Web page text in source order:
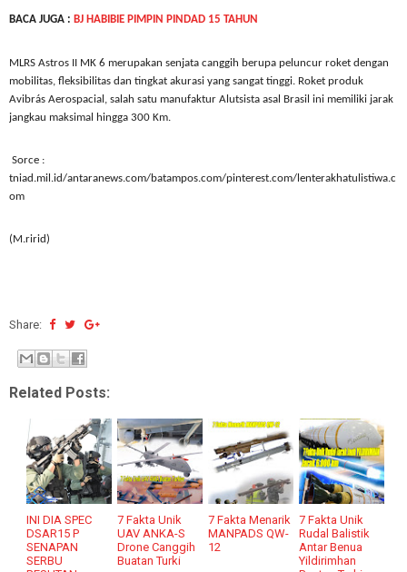
BACA JUGA : BJ HABIBIE PIMPIN PINDAD 15 TAHUN
MLRS Astros II MK 6 merupakan senjata canggih berupa peluncur roket dengan
mobilitas, fleksibilitas dan tingkat akurasi yang sangat tinggi. Roket produk
Avibrás Aerospacial, salah satu manufaktur Alutsista asal Brasil ini memiliki jarak
jangkau maksimal hingga 300 Km.
Sorce :
tniad.mil.id/antaranews.com/batampos.com/pinterest.com/lenterakhatulistiwa.c
om
(M.ririd)
Share:
Related Posts:
INI DIA SPEC
DSAR15 P
SENAPAN
SERBU
7 Fakta Unik
UAV ANKA-S
Drone Canggih
Buatan Turki
7 Fakta Menarik
MANPADS QW-
12
7 Fakta Unik
Rudal Balistik
Antar Benua
Yildirimhan